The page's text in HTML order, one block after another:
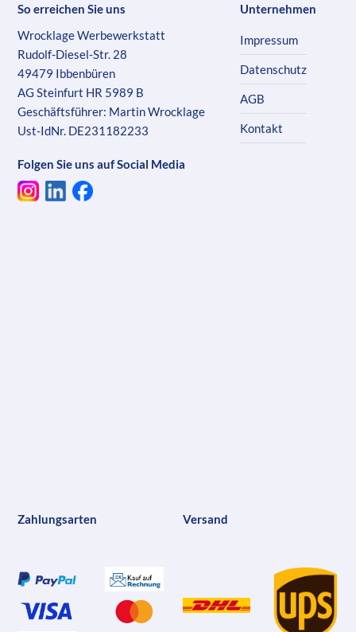
So erreichen Sie uns
Wrocklage Werbewerkstatt
Rudolf-Diesel-Str. 28
49479 Ibbenbüren
AG Steinfurt HR 5989 B
Geschäftsführer: Martin Wrocklage
Ust-IdNr. DE231182233
Folgen Sie uns auf Social Media
Unternehmen
Impressum
Datenschutz
AGB
Kontakt
Zahlungsarten Versand